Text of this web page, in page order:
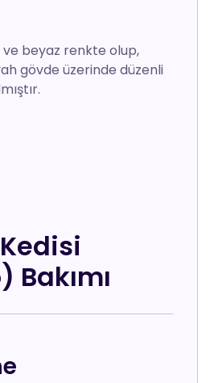
beyaz renkte olup,
gövde üzerinde düzenli
Bakımı